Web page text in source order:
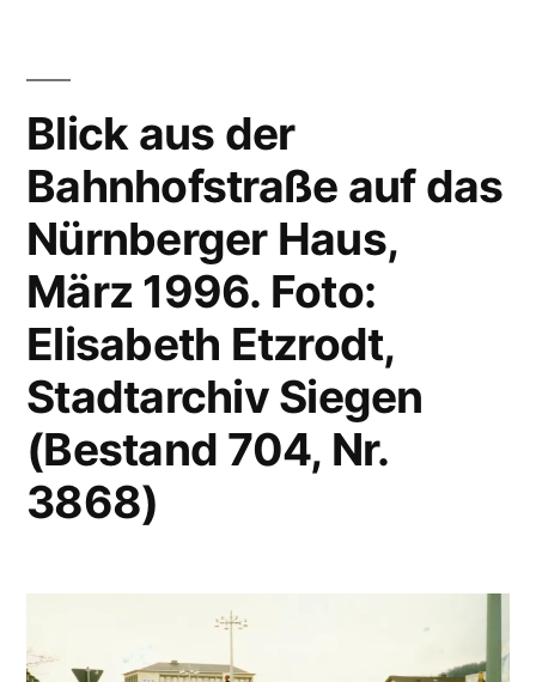
Blick aus der
Bahnhofstraße auf das
Nürnberger Haus,
März 1996. Foto:
Elisabeth Etzrodt,
Stadtarchiv Siegen
(Bestand 704, Nr.
3868)